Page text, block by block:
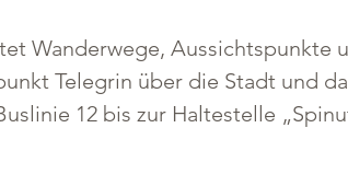
Wanderwege, Aussichtspunkte
Telegrin über die Stadt und
12 bis zur Haltestelle